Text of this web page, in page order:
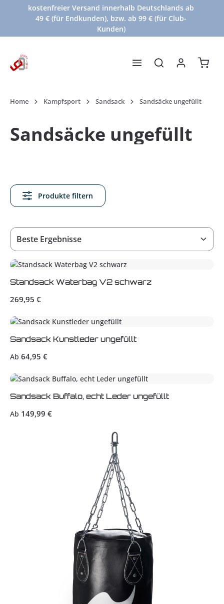
Zum Hauptinhalt springen
kostenfreier Versand innerhalb Deutschlands ab
49 € (für Endkunden), bzw. ab 99 € (für Club-
Kunden)
Home Kampfsport Sandsack Sandsäcke ungefüllt
Sandsäcke ungefüllt
Produkte filtern
Standsack Waterbag V2 schwarz
Regulärer Preis:
269,95 €
Sandsack Kunstleder ungefüllt
Regulärer Preis:
Ab 64,95 €
Sandsack Buffalo, echt Leder ungefüllt
Regulärer Preis:
Ab 149,99 €